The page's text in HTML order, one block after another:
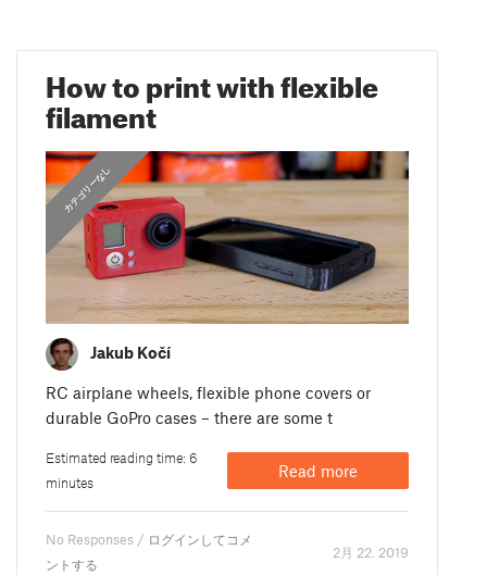
How to print with flexible
filament
FEATURED
カテゴリーなし
Jakub Kočí
RC airplane wheels, flexible phone covers or
durable GoPro cases – there are some t
Estimated reading time: 6
minutes
Read more
No Responses / ログインしてコメ
ントする
2月 22. 2019